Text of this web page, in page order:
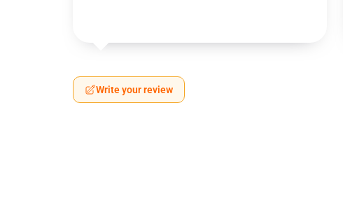
Write your review